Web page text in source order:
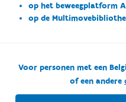
op het beweegplatform
op de
Voor personen met een
of een andere